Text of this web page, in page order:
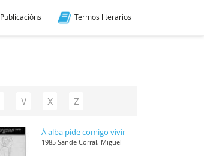
Publicacións Termos literarios
V X Z
Á alba pide comigo vivir
1985 Sande Corral, Miguel